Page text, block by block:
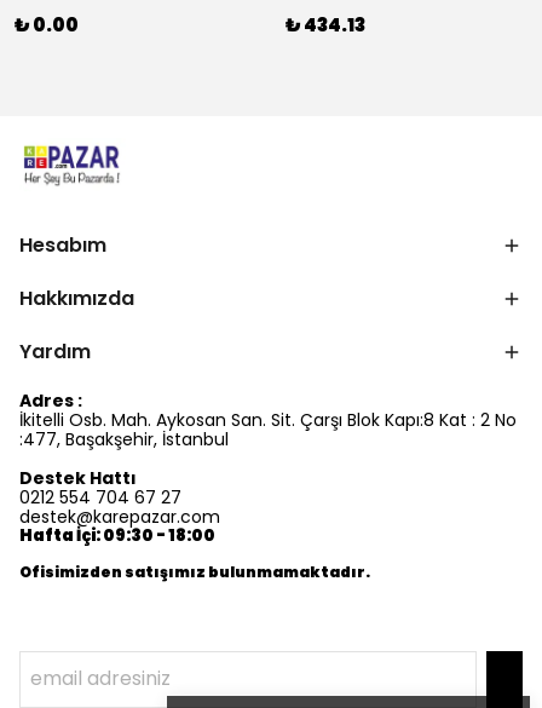
₺ 0.00 ₺ 434.13
Hesabım
Hakkımızda
Yardım
Adres :
İkitelli Osb. Mah. Aykosan San. Sit. Çarşı Blok Kapı:8 Kat : 2 No
:477, Başakşehir, İstanbul
Destek Hattı
0212 554 704 67 27
destek@karepazar.com
Hafta İçi: 09:30 - 18:00
Ofisimizden satışımız bulunmamaktadır.